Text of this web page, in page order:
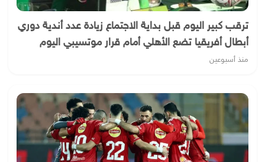
ترقب كبير اليوم قبل بداية الاجتماع زيادة عدد أندية دوري
أبطال أفريقيا تضع الأهلي أمام قرار موتسيبي اليوم
منذ أسبوعين